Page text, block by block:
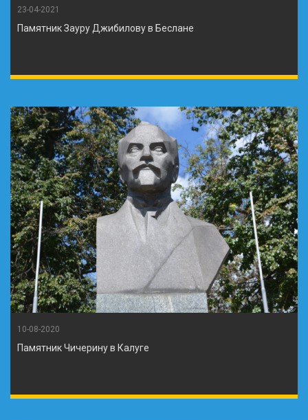
23-04-2021
Памятник Зауру Джибилову в Беслане
10-08-2020
Памятник Чичерину в Калуге